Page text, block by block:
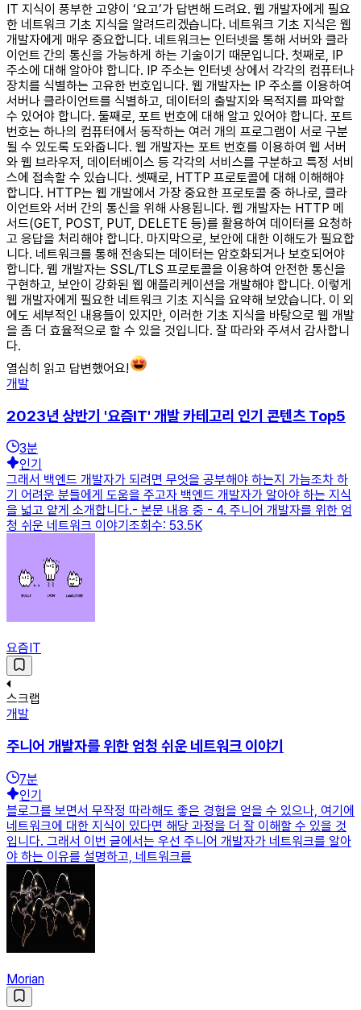
IT 지식이 풍부한 고양이 ‘요고’가 답변해 드려요. 웹 개발자에게 필요
한 네트워크 기초 지식을 알려드리겠습니다. 네트워크 기초 지식은 웹
개발자에게 매우 중요합니다. 네트워크는 인터넷을 통해 서버와 클라
이언트 간의 통신을 가능하게 하는 기술이기 때문입니다. 첫째로, IP
주소에 대해 알아야 합니다. IP 주소는 인터넷 상에서 각각의 컴퓨터나
장치를 식별하는 고유한 번호입니다. 웹 개발자는 IP 주소를 이용하여
서버나 클라이언트를 식별하고, 데이터의 출발지와 목적지를 파악할
수 있어야 합니다. 둘째로, 포트 번호에 대해 알고 있어야 합니다. 포트
번호는 하나의 컴퓨터에서 동작하는 여러 개의 프로그램이 서로 구분
될 수 있도록 도와줍니다. 웹 개발자는 포트 번호를 이용하여 웹 서버
와 웹 브라우저, 데이터베이스 등 각각의 서비스를 구분하고 특정 서비
스에 접속할 수 있습니다. 셋째로, HTTP 프로토콜에 대해 이해해야
합니다. HTTP는 웹 개발에서 가장 중요한 프로토콜 중 하나로, 클라
이언트와 서버 간의 통신을 위해 사용됩니다. 웹 개발자는 HTTP 메
서드(GET, POST, PUT, DELETE 등)를 활용하여 데이터를 요청하
고 응답을 처리해야 합니다. 마지막으로, 보안에 대한 이해도가 필요합
니다. 네트워크를 통해 전송되는 데이터는 암호화되거나 보호되어야
합니다. 웹 개발자는 SSL/TLS 프로토콜을 이용하여 안전한 통신을
구현하고, 보안이 강화된 웹 애플리케이션을 개발해야 합니다. 이렇게
웹 개발자에게 필요한 네트워크 기초 지식을 요약해 보았습니다. 이 외
에도 세부적인 내용들이 있지만, 이러한 기초 지식을 바탕으로 웹 개발
을 좀 더 효율적으로 할 수 있을 것입니다. 잘 따라와 주셔서 감사합니
다.
열심히 읽고 답변했어요!
개발
2023년 상반기 '요즘IT' 개발 카테고리 인기 콘텐츠 Top5
3분
인기
그래서 백엔드 개발자가 되려면 무엇을 공부해야 하는지 가늠조차 하
기 어려운 분들에게 도움을 주고자 백엔드 개발자가 알아야 하는 지식
을 넓고 얕게 소개합니다.- 본문 내용 중 - 4. 주니어 개발자를 위한 엄
청 쉬운 네트워크 이야기조회수: 53.5K
요즘IT
스크랩
개발
주니어 개발자를 위한 엄청 쉬운 네트워크 이야기
7분
인기
블로그를 보면서 무작정 따라해도 좋은 경험을 얻을 수 있으나, 여기에
네트워크에 대한 지식이 있다면 해당 과정을 더 잘 이해할 수 있을 것
입니다. 그래서 이번 글에서는 우선 주니어 개발자가 네트워크를 알아
야 하는 이유를 설명하고, 네트워크를
Morian